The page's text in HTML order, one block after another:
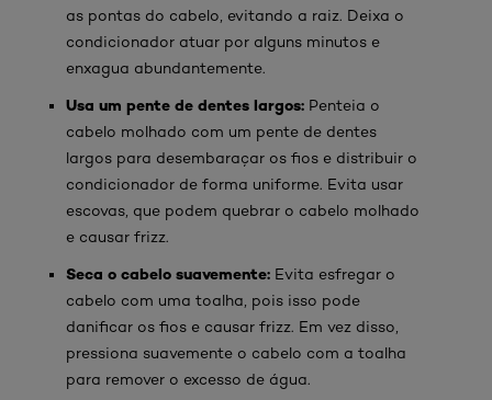
as pontas do cabelo, evitando a raiz. Deixa o
condicionador atuar por alguns minutos e
enxagua abundantemente.
Usa um pente de dentes largos: Penteia o
cabelo molhado com um pente de dentes
largos para desembaraçar os fios e distribuir o
condicionador de forma uniforme. Evita usar
escovas, que podem quebrar o cabelo molhado
e causar frizz.
Seca o cabelo suavemente: Evita esfregar o
cabelo com uma toalha, pois isso pode
danificar os fios e causar frizz. Em vez disso,
pressiona suavemente o cabelo com a toalha
para remover o excesso de água.